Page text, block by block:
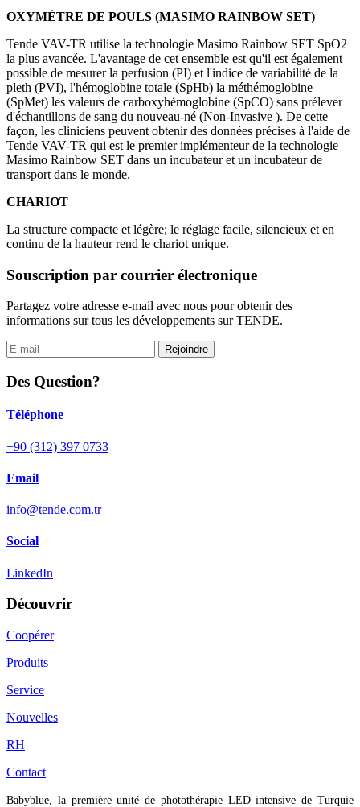
OXYMÈTRE DE POULS (MASIMO RAINBOW SET)
Tende VAV-TR utilise la technologie Masimo Rainbow SET SpO2
la plus avancée. L'avantage de cet ensemble est qu'il est également
possible de mesurer la perfusion (PI) et l'indice de variabilité de la
pleth (PVI), l'hémoglobine totale (SpHb) la méthémoglobine
(SpMet) les valeurs de carboxyhémoglobine (SpCO) sans prélever
d'échantillons de sang du nouveau-né (Non-Invasive ). De cette
façon, les cliniciens peuvent obtenir des données précises à l'aide de
Tende VAV-TR qui est le premier implémenteur de la technologie
Masimo Rainbow SET dans un incubateur et un incubateur de
transport dans le monde.
CHARIOT
La structure compacte et légère; le réglage facile, silencieux et en
continu de la hauteur rend le chariot unique.
Souscription par courrier électronique
Partagez votre adresse e-mail avec nous pour obtenir des
informations sur tous les développements sur TENDE.
Rejoindre
Des Question?
Téléphone
+90 (312) 397 0733
Email
info@tende.com.tr
Social
LinkedIn
Découvrir
Coopérer
Produits
Service
Nouvelles
RH
Contact
Babyblue, la première unité de photothérapie LED intensive de Turquie